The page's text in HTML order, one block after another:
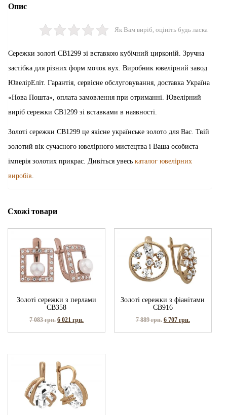
Опис
Як Вам виріб, оцініть будь ласка
Сережки золоті СВ1299 зі вставкою кубічний цирконій. Зручна
застібка для різних форм мочок вух. Виробник ювелірний завод
ЮвелірЕліт. Гарантія, сервісне обслуговування, доставка Україна
«Нова Пошта», оплата замовлення при отриманні. Ювелірний
виріб сережки СВ1299 зі вставками в наявності.
Золоті сережки СВ1299 це якісне українське золото для Вас. Твій
золотий вік сучасного ювелірного мистецтва і Ваша особиста
імперія золотих прикрас. Дивіться увесь каталог ювелірних
виробів
Схожі товари
Золоті сережки з перлами
СВ358
7 083грн. 6 021грн.
Золоті сережки з фіанітами
СВ916
7 889грн. 6 707 грн.